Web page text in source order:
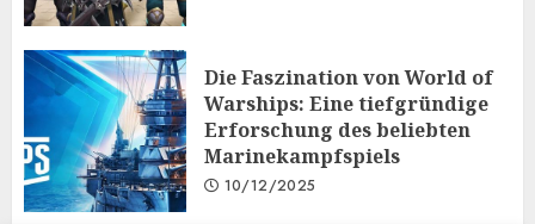
Die Faszination von World of
Warships: Eine tiefgründige
Erforschung des beliebten
Marinekampfspiels
10/12/2025